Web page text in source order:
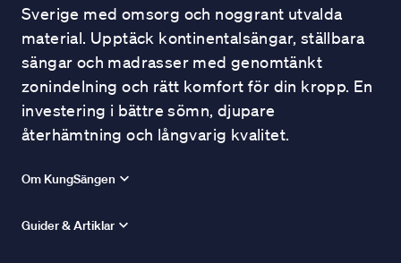
Sverige med omsorg och noggrant utvalda
material. Upptäck kontinentalsängar, ställbara
sängar och madrasser med genomtänkt
zonindelning och rätt komfort för din kropp. En
investering i bättre sömn, djupare
återhämtning och långvarig kvalitet.
Om KungSängen
Guider & Artiklar